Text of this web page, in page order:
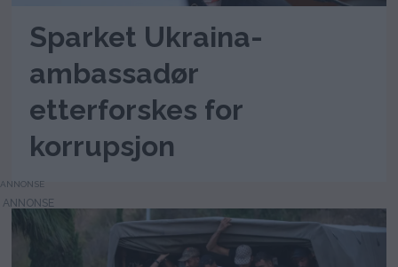
Sparket Ukraina-
ambassadør
etterforskes for
korrupsjon
ANNONSE